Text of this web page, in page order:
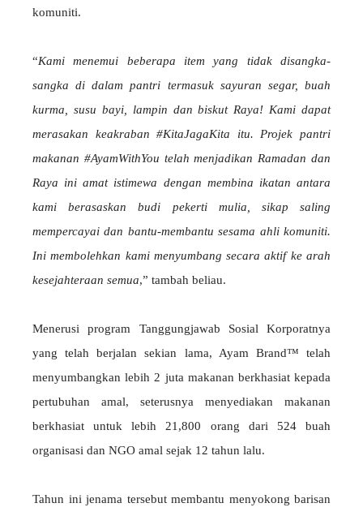
komuniti.
“Kami menemui beberapa item yang tidak disangka-
sangka di dalam pantri termasuk sayuran segar, buah
kurma, susu bayi, lampin dan biskut Raya! Kami dapat
merasakan keakraban #KitaJagaKita itu. Projek pantri
makanan #AyamWithYou telah menjadikan Ramadan dan
Raya ini amat istimewa dengan membina ikatan antara
kami berasaskan budi pekerti mulia, sikap saling
mempercayai dan bantu-membantu sesama ahli komuniti.
Ini membolehkan kami menyumbang secara aktif ke arah
kesejahteraan semua,” tambah beliau.
Menerusi program Tanggungjawab Sosial Korporatnya
yang telah berjalan sekian lama, Ayam Brand™ telah
menyumbangkan lebih 2 juta makanan berkhasiat kepada
pertubuhan amal, seterusnya menyediakan makanan
berkhasiat untuk lebih 21,800 orang dari 524 buah
organisasi dan NGO amal sejak 12 tahun lalu.
Tahun ini jenama tersebut membantu menyokong barisan